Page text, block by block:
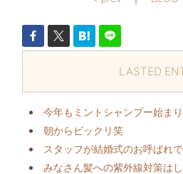
LASTED
今年もミントシャンプー始ま
朝からビックリ️笑
スタッフが結婚式のお呼ばれで
みなさん髪への紫外線対策は